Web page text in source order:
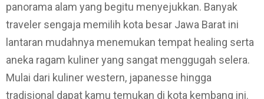
panorama alam yang begitu menyejukkan. Banyak
traveler sengaja memilih kota besar Jawa Barat ini
lantaran mudahnya menemukan tempat healing serta
aneka ragam kuliner yang sangat menggugah selera.
Mulai dari kuliner western, japanesse hingga
tradisional dapat kamu temukan di kota kembang ini.